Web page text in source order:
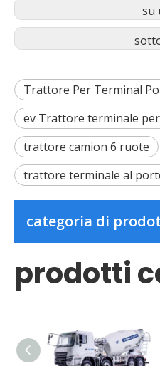
su
Trattore Per Terminal
ev Trattore terminale
trattore camion 6 ruote
trattore terminale al
categoria di
prodotti